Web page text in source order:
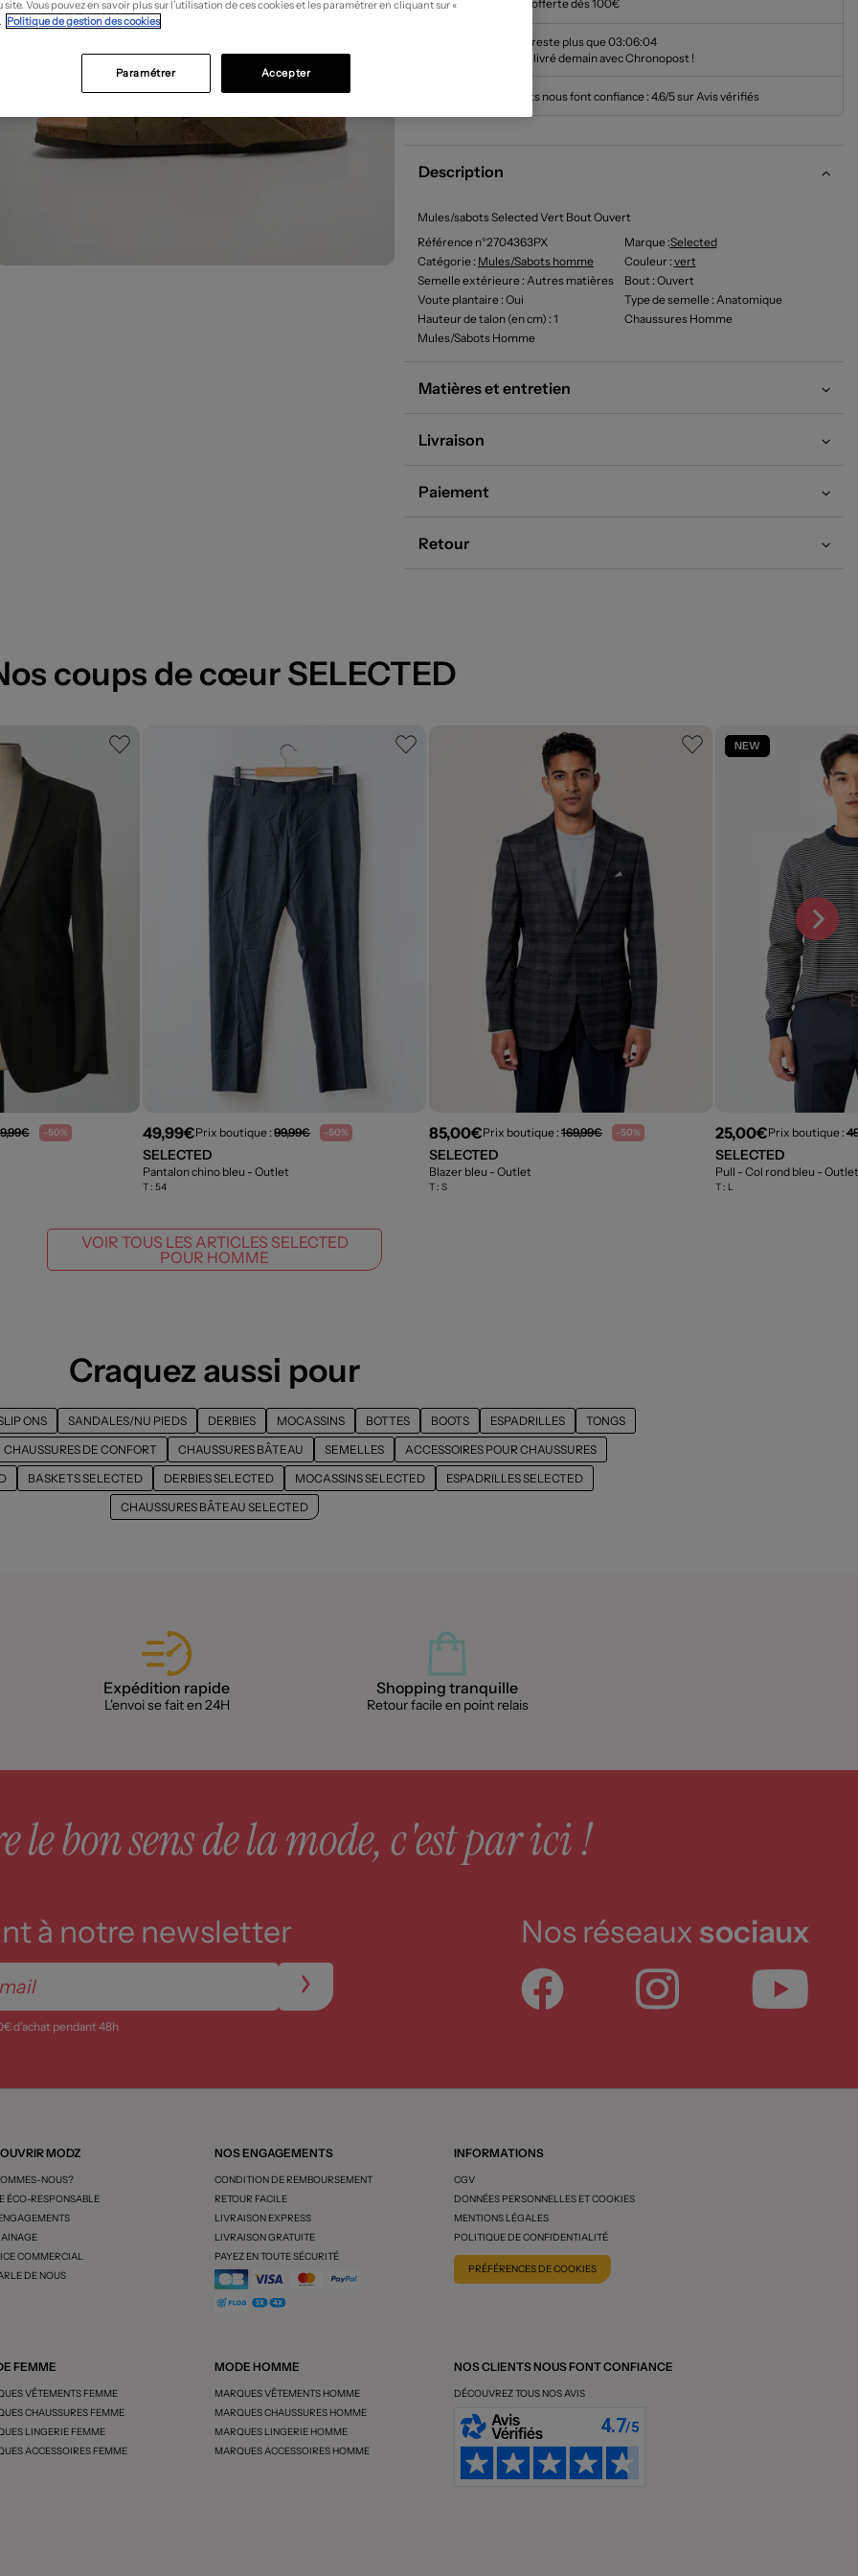
Livraison offerte dès 100€
Il ne vous reste plus que03:06:03
pour être livré demain avec Chronopost !
Nos clients nous font confiance : 4.6/5 sur Avis vérifiés
Description
Mules/sabots Selected Vert Bout Ouvert
Référence n°2704363PX
Marque :Selected
Catégorie : Mules/Sabots homme Couleur : vert
Semelle extérieure : Autres matières Bout: Ouvert
Voute plantaire : Oui Type de semelle: Anatomique
Hauteur de talon (en cm) : 1
Chaussures Homme
Mules/Sabots Homme
Matières et entretien
Livraison
Paiement
Retour
coups de cœur SELECTED
-50% 49,99€Prix boutique :99,99€ -50%
SELECTED
Pantalon chino bleu - Outlet
T :54
85,00€Prix boutique :169,99€ -50%
SELECTED
Blazer bleu - Outlet
T :S
NEW
25,00€Prix boutique :
SELECTED
Pull - Col rond bleu - Outlet
T : L
VOIR TOUS LES ARTICLES SELECTED
POUR HOMME
Craquez aussi pour
ONS SANDALES/NU PIEDS DERBIES MOCASSINS BOTTES BOOTS ESPADRILLES
TONGS
CHAUSSURES DE CONFORT
CHAUSSURES BÂTEAU SEMELLES
ACCESSOIRES POUR CHAUSSURES
BASKETS SELECTED DERBIES SELECTED MOCASSINS SELECTED
ESPADRILLES SELECTED
CHAUSSURES BÂTEAU SELECTED
Expédition rapide
L'envoi se fait en 24H
Shopping tranquille
Retour facile en point relais
le bon sens de la mode, c'est par ici !
à notre newsletter
d’achat pendant 48h
Nos réseaux sociaux
MODZ
NOUS?
ÉCO-RESPONSABLE
COMMERCIAL
DE NOUS
NOS ENGAGEMENTS
CONDITION DE REMBOURSEMENT
RETOUR FACILE
LIVRAISON EXPRESS
LIVRAISON GRATUITE
PAYEZ EN TOUTE SÉCURITÉ
INFORMATIONS
CGV
DONNÉES PERSONNELLES ET COOKIES
MENTIONS LÉGALES
POLITIQUE DE CONFIDENTIALITÉ
PRÉFÉRENCES DE COOKIES
FEMME
VÊTEMENTS FEMME
CHAUSSURES FEMME
LINGERIE FEMME
ACCESSOIRES FEMME
MODE HOMME
MARQUES VÊTEMENTS HOMME
MARQUES CHAUSSURES HOMME
MARQUES LINGERIE HOMME
MARQUES ACCESSOIRES HOMME
NOS CLIENTS NOUS FONT CONFIANCE
DÉCOUVREZ TOUS NOS AVIS
site. Vous pouvez en savoir plus sur l’utilisation de ces cookies et les paramétrer en cliquant sur «
Politique de gestion des cookies
Accepter
Paramétrer